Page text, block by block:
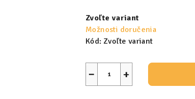
cena:
Zvoľte variant
Možnosti doručenia
Kód: Zvoľte variant
+
−